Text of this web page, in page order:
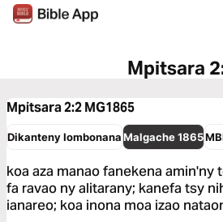
Mpitsara
Mpitsara 2:2MG1865
Dikanteny IombonanaMalgache 1865
koa aza manao fanekena amin'ny
fa ravao ny alitarany; kanefa tsy
ianareo; koa inona moa izao